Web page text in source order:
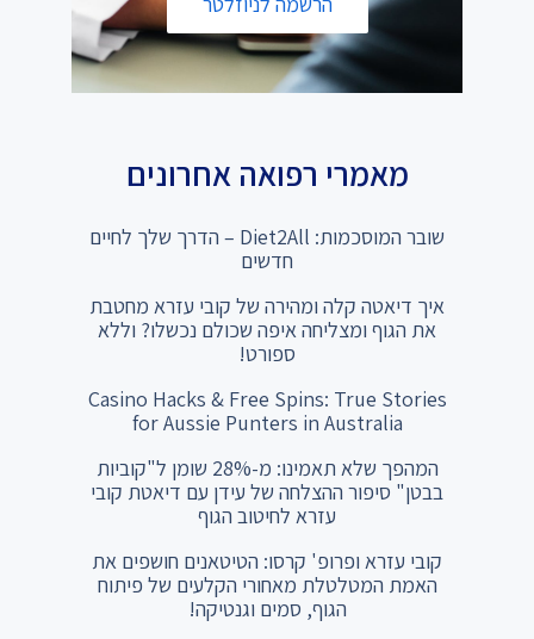
מאמרי רפואה אחרונים
שובר המוסכמות: Diet2All – הדרך שלך לחיים
חדשים
איך דיאטה קלה ומהירה של קובי עזרא מחטבת
את הגוף ומצליחה איפה שכולם נכשלו? וללא
ספורט!
Casino Hacks & Free Spins: True Stories
for Aussie Punters in Australia
המהפך שלא תאמינו: מ-28% שומן ל"קוביות
בבטן" סיפור ההצלחה של עידן עם דיאטת קובי
עזרא לחיטוב הגוף
קובי עזרא ופרופ' קרסו: הטיטאנים חושפים את
האמת המטלטלת מאחורי הקלעים של פיתוח
הגוף, סמים וגנטיקה!